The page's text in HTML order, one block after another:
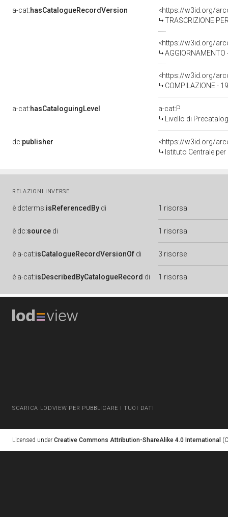
a-cat:hasCatalogueRecordVersion
<https://w3id.org/
TRASCRIZIONE
<https://w3id.org/
AGGIORNAMENTO
<https://w3id.org/
COMPILAZIONE -
a-cat:hasCataloguingLevel
a-cat:P
Livello di
dc:publisher
<https://w3id.org/
Istituto Centrale
RELAZIONI INVERSE
è dcterms:isReferencedBy di 1 risorsa
è dc:source di 1 risorsa
è a-cat:isCatalogueRecordVersionOf di 3 risorse
è a-cat:isDescribedByCatalogueRecord di 1 risorsa
SCARICA LODVIEW PER PUBBLICARE I TUOI DATI
Licensed under Creative Commons Attribution-ShareAlike 4.0 International